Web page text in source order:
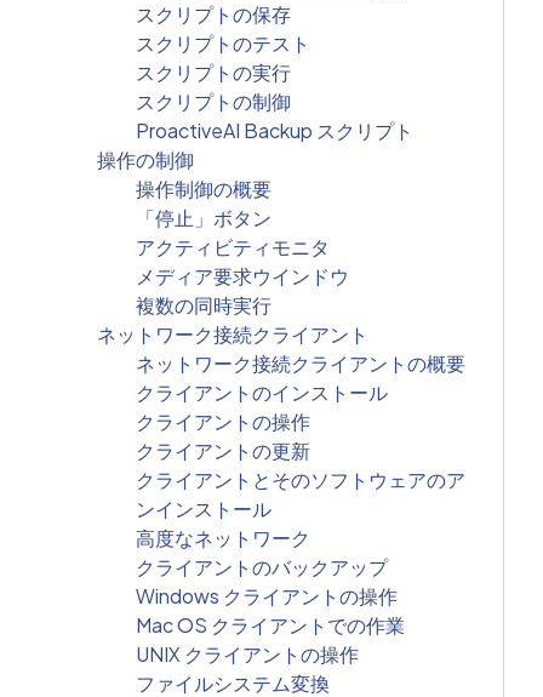
スクリプトの保存
スクリプトのテスト
スクリプトの実行
スクリプトの制御
ProactiveAI Backup スクリプト
操作の制御
操作制御の概要
「停止」ボタン
アクティビティモニタ
メディア要求ウインドウ
複数の同時実行
ネットワーク接続クライアント
ネットワーク接続クライアントの概要
クライアントのインストール
クライアントの操作
クライアントの更新
クライアントとそのソフトウェアのア
ンインストール
高度なネットワーク
クライアントのバックアップ
Windows クライアントの操作
Mac OS クライアントでの作業
UNIX クライアントの操作
ファイルシステム変換